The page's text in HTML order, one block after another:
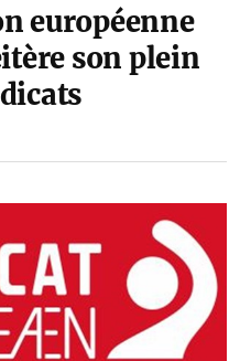
européenne
son plein